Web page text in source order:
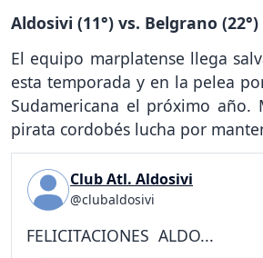
Aldosivi (11°) vs. Belgrano (22°)
El equipo marplatense llega
esta temporada y en la pelea
Sudamericana el próximo año.
pirata cordobés lucha por
Club Atl. Aldosivi
@clubaldosivi
FELICITACIONES ALDO...